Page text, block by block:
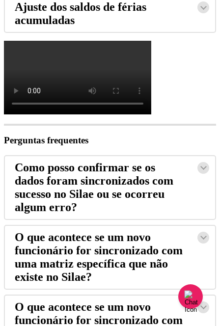
Ajuste dos saldos de férias
acumuladas
Perguntas frequentes
Como posso confirmar se os
dados foram sincronizados com
sucesso no Silae ou se ocorreu
algum erro?
O que acontece se um novo
funcionário for sincronizado com
uma matriz específica que não
existe no Silae?
O que acontece se um novo
funcionário for sincronizado com